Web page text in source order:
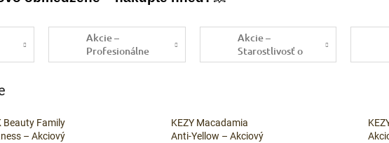
Akcie –
Profesionálne
balíčky
Akcie –
Starostlivosť o
vlasy
Beauty Family
– Akciový
KEZY Macadamia
Anti-Yellow – Akciový